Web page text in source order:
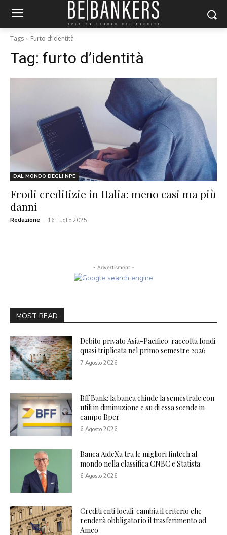
Tags Furto d’identità
Tag: furto d’identità
DAL MONDO DEGLI NPE
Frodi creditizie in Italia: meno casi ma più
danni
Redazione - 16 Luglio 2025
- Advertisment -
MOST READ
Debito privato Asia-Pacifico: raccolta fondi
quasi triplicata nel primo semestre 2026
7 Agosto 2026
Bff Bank: la banca chiude la semestrale con
utili in diminuzione e su di essa scende in
campo Bper
6 Agosto 2026
Banca AideXa tra le migliori fintech al
mondo nella classifica CNBC e Statista
6 Agosto 2026
Crediti enti locali: cambia il criterio che
renderà obbligatorio il trasferimento ad
Amco